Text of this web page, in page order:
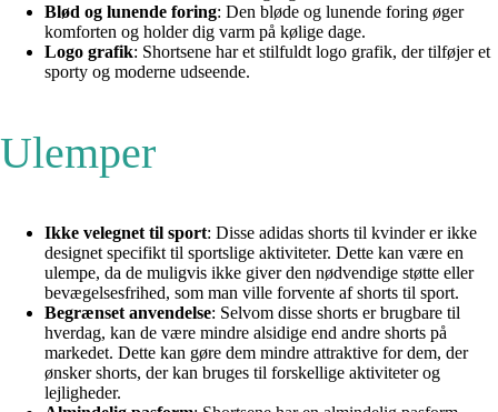
Blød og lunende foring: Den bløde og lunende foring øger
komforten og holder dig varm på kølige dage.
Logo grafik: Shortsene har et stilfuldt logo grafik, der tilføjer et
sporty og moderne udseende.
Ulemper
Ikke velegnet til sport: Disse adidas shorts til kvinder er ikke
designet specifikt til sportslige aktiviteter. Dette kan være en
ulempe, da de muligvis ikke giver den nødvendige støtte eller
bevægelsesfrihed, som man ville forvente af shorts til sport.
Begrænset anvendelse: Selvom disse shorts er brugbare til
hverdag, kan de være mindre alsidige end andre shorts på
markedet. Dette kan gøre dem mindre attraktive for dem, der
ønsker shorts, der kan bruges til forskellige aktiviteter og
lejligheder.